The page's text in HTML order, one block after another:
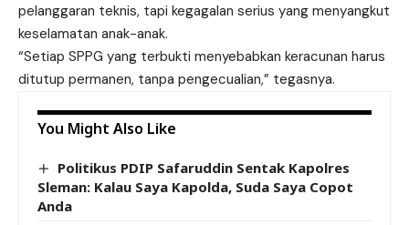
pelanggaran teknis, tapi kegagalan serius yang menyangkut
keselamatan anak-anak.
“Setiap SPPG yang terbukti menyebabkan keracunan harus
ditutup permanen, tanpa pengecualian,” tegasnya.
You Might Also Like
Politikus PDIP Safaruddin Sentak Kapolres
Sleman: Kalau Saya Kapolda, Suda Saya Copot
Anda